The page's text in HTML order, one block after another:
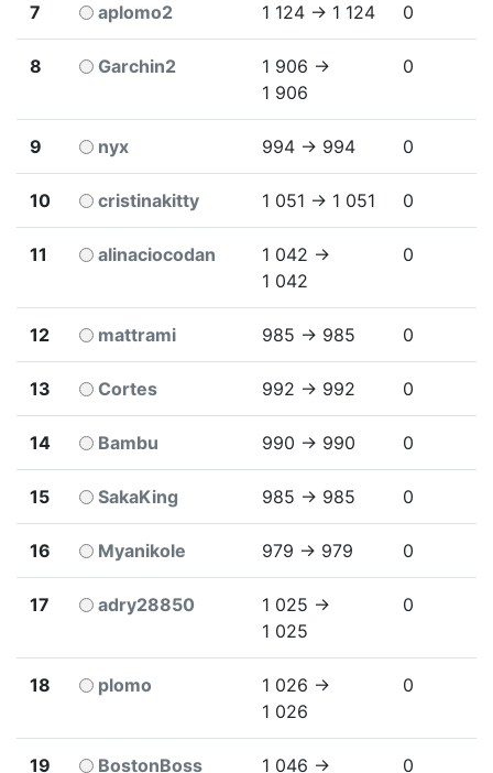
7 aplomo2 1 124 → 1 124 0
8 Garchin2
1 906 →
1 906
0
9 nyx 994 → 994 0
10 cristinakitty 1 051 → 1 051 0
11 alinaciocodan
1 042 →
1 042
0
12 mattrami 985 → 985 0
13 Cortes 992 → 992 0
14 Bambu 990 → 990 0
15 SakaKing 985 → 985 0
16 Myanikole 979 → 979 0
17 adry28850
1 025 →
1 025
0
18 plomo
1 026 →
1 026
0
19 BostonBoss 1 046 → 0